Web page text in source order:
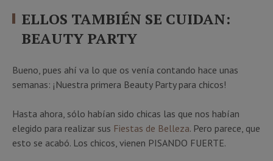
ELLOS TAMBIÉN SE CUIDAN:
BEAUTY PARTY
Bueno, pues ahí va lo que os venía contando hace unas
semanas: ¡Nuestra primera Beauty Party para chicos!
Hasta ahora, sólo habían sido chicas las que nos habían
elegido para realizar sus Fiestas de Belleza. Pero parece, que
esto se acabó. Los chicos, vienen PISANDO FUERTE.